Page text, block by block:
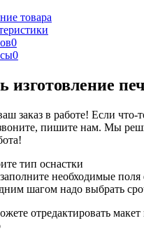
товара
0
0
изготовление
заказ в работе! Если что-
пишите нам. Мы
тип оснастки
необходимые поля
шагом надо выбрать
отредактировать макет